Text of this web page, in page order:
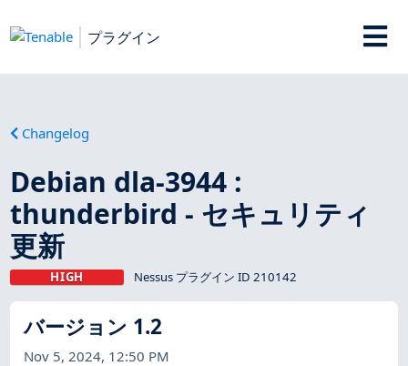
プラグイン
Changelog
Debian dla-3944 :
thunderbird - セキュリティ
更新
HIGH Nessus プラグイン ID 210142
バージョン 1.2
Nov 5, 2024, 12:50 PM